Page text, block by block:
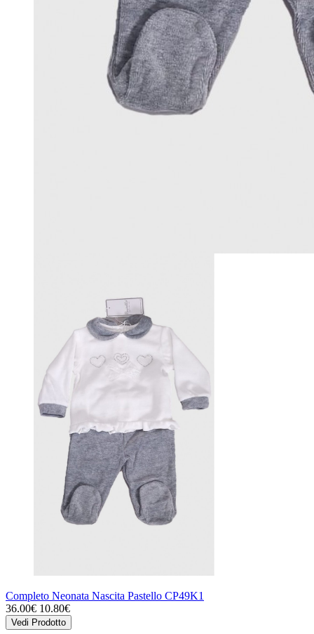
Completo Neonata Nascita Pastello CP49K1
36.00€ 10.80€
Vedi Prodotto